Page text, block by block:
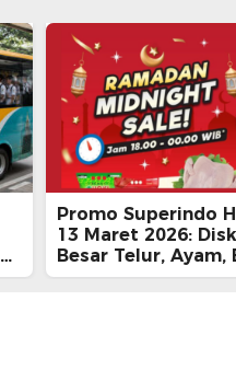
Promo Superindo
13 Maret 2026:
Besar Telur, Ayam,
hingga Daging,